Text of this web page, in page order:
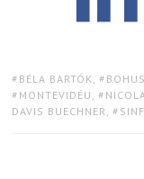
TAGS:
BÉLA BARTÓK,
MONTEVIDÉU ,
DAVIS BUECHNER,